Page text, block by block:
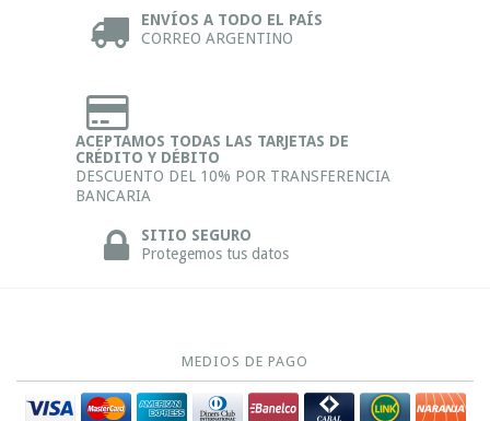
ENVÍOS A TODO EL PAÍS
CORREO ARGENTINO
ACEPTAMOS TODAS LAS TARJETAS DE
CRÉDITO Y DÉBITO
DESCUENTO DEL 10% POR TRANSFERENCIA
BANCARIA
SITIO SEGURO
Protegemos tus datos
MEDIOS DE PAGO